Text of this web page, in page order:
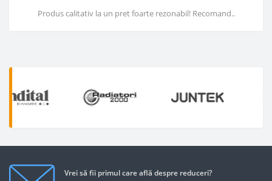
Produs calitativ la un pret foarte rezonabil! Recomand..
Vrei să fii primul care află despre reduceri?